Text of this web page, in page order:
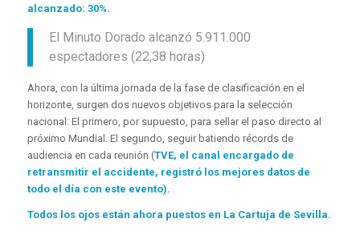
alcanzado: 30%.
El Minuto Dorado alcanzó 5.911.000
espectadores (22,38 horas)
Ahora, con la última jornada de la fase de clasificación en el
horizonte, surgen dos nuevos objetivos para la selección
nacional: El primero, por supuesto, para sellar el paso directo al
próximo Mundial. El segundo, seguir batiendo récords de
audiencia en cada reunión (TVE, el canal encargado de
retransmitir el accidente, registró los mejores datos de
todo el día con este evento).
Todos los ojos están ahora puestos en La Cartuja de Sevilla.